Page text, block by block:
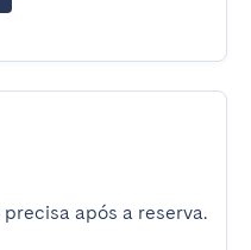
após a reserva.